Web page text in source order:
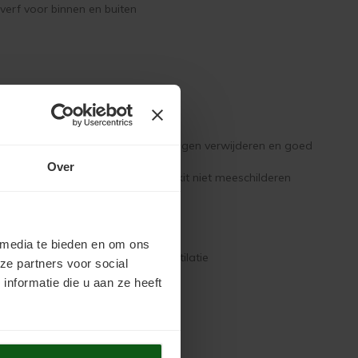
Over
te bieden en om ons
partners voor social
die u aan ze heeft
voor binnen en buiten
van stof
oude, losse, slecht hechtende lagen verwijderen en goed
op de ondergrond De kit niet meeschilderen
te brengen
relatieve luchtvochtigheid en ventilatie